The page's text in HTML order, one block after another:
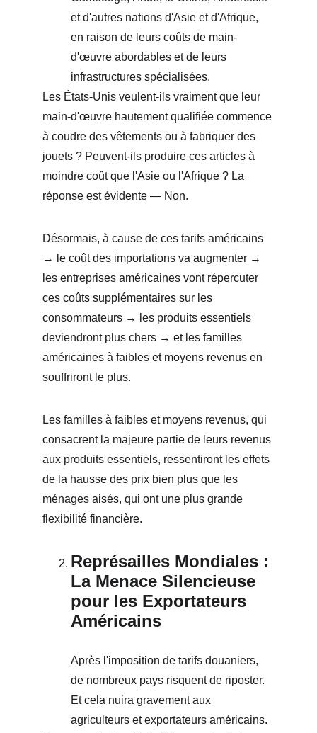
et d'autres nations d'Asie et d'Afrique,
en raison de leurs coûts de main-
d'œuvre abordables et de leurs
infrastructures spécialisées.
Les États-Unis veulent-ils vraiment que leur
main-d'œuvre hautement qualifiée commence
à coudre des vêtements ou à fabriquer des
jouets ? Peuvent-ils produire ces articles à
moindre coût que l'Asie ou l'Afrique ? La
réponse est évidente — Non.
Désormais, à cause de ces tarifs américains
→ le coût des importations va augmenter →
les entreprises américaines vont répercuter
ces coûts supplémentaires sur les
consommateurs → les produits essentiels
deviendront plus chers → et les familles
américaines à faibles et moyens revenus en
souffriront le plus.
Les familles à faibles et moyens revenus, qui
consacrent la majeure partie de leurs revenus
aux produits essentiels, ressentiront les effets
de la hausse des prix bien plus que les
ménages aisés, qui ont une plus grande
flexibilité financière.
Représailles Mondiales :
La Menace Silencieuse
pour les Exportateurs
Américains
Après l'imposition de tarifs douaniers,
de nombreux pays risquent de riposter.
Et cela nuira gravement aux
agriculteurs et exportateurs américains.